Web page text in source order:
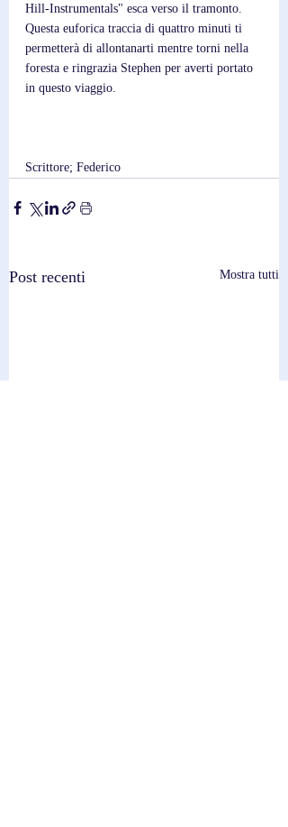
Hill-Instrumentals" esca verso il tramonto.
Questa euforica traccia di quattro minuti ti
permetterà di allontanarti mentre torni nella
foresta e ringrazia Stephen per averti portato
in questo viaggio.
Scrittore; Federico
Post recenti Mostra tutti